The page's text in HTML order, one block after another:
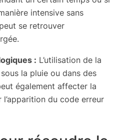
intensive sans
se retrouver
: L’utilisation de la
la pluie ou dans des
également affecter la
du code erreur